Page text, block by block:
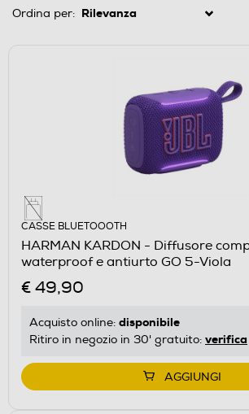
Ordina per:
CASSE BLUETOOOTH
HARMAN KARDON - Diffusore
waterproof e antiurto GO 5-Viola
€ 49,90
Acquisto online: disponibile
Ritiro in negozio in 30' gratuito: verifica
AGGIUNGI